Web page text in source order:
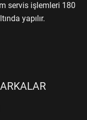
servis işlemleri 180
yapılır.